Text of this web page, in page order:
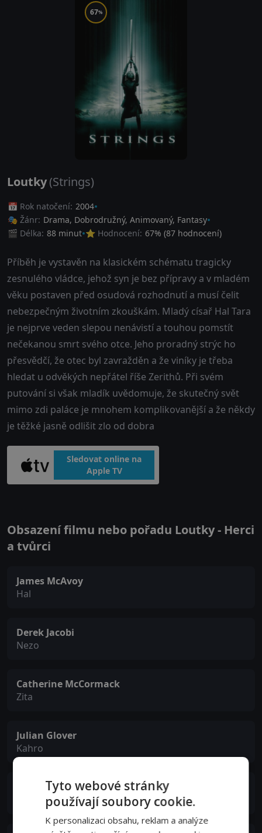
67%
Loutky(Strings)
📅 Rok natočení: 2004
🎭 Žánr: Drama, Dobrodružný, Animovaný, Fantasy
🎬 Délka: 88 minut ⭐ Hodnocení: 67% (87 hodnocení)
Příběh je vystavěn na klasickém schématu tragicky
zesnulého vládce, jehož syn je bez přípravy a v mladém
věku postaven před osudová rozhodnutí a musí čelit
nebezpečným životním zkouškám. Mladý císař Hal Tara
je nejprve veden slepou nenávistí a touhou pomstít
nečekanou smrt svého otce. Jeho proradný strýc ho
přesvědčí, že otec byl zavražděn a že viníky je třeba
hledat u odvěkých nepřátel říše Zerithů. Při svém
putování si však mladík uvědomuje, že skutečný svět
mimo zdi paláce je mnohem komplikovanější a že někdy
je těžké jasně odlišit zlo od dobra
Sledovat online na
Apple TV
Obsazení filmu nebo pořadu Loutky - Herci
a tvůrci
James McAvoy
Hal
Derek Jacobi
Nezo
Catherine McCormack
Zita
Julian Glover
Kahro
Ian HartTyto webové stránky
používají soubory cookie.
K personalizaci obsahu, reklam a analýze